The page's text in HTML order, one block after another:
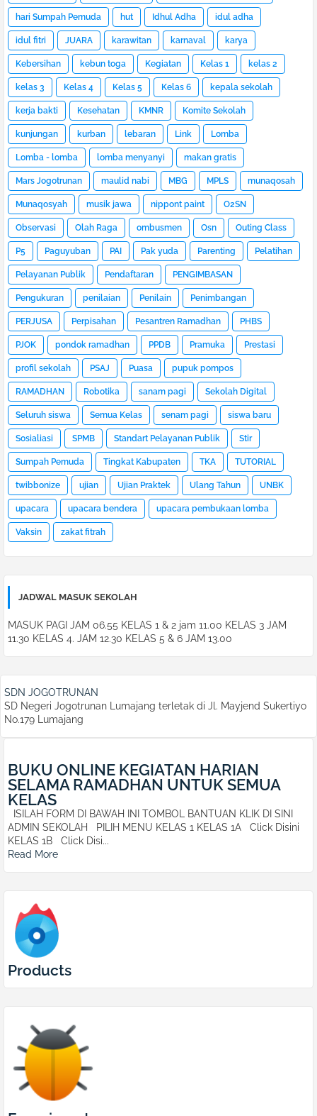
hari Sumpah Pemuda hut Idhul Adha idul adha
idul fitri JUARA karawitan karnaval karya
Kebersihan kebun toga Kegiatan Kelas 1 kelas 2
kelas 3 Kelas 4 Kelas 5 Kelas 6 kepala sekolah
kerja bakti Kesehatan KMNR Komite Sekolah
kunjungan kurban lebaran Link Lomba
Lomba - lomba lomba menyanyi makan gratis
Mars Jogotrunan maulid nabi MBG MPLS munaqosah
Munaqosyah musik jawa nippont paint O2SN
Observasi Olah Raga ombusmen Osn Outing Class
P5 Paguyuban PAI Pak yuda Parenting Pelatihan
Pelayanan Publik Pendaftaran PENGIMBASAN
Pengukuran penilaian Penilain Penimbangan
PERJUSA Perpisahan Pesantren Ramadhan PHBS
PJOK pondok ramadhan PPDB Pramuka Prestasi
profil sekolah PSAJ Puasa pupuk pompos
RAMADHAN Robotika sanam pagi Sekolah Digital
Seluruh siswa Semua Kelas senam pagi siswa baru
Sosialiasi SPMB Standart Pelayanan Publik Stir
Sumpah Pemuda Tingkat Kabupaten TKA TUTORIAL
twibbonize ujian Ujian Praktek Ulang Tahun UNBK
upacara upacara bendera upacara pembukaan lomba
Vaksin zakat fitrah
JADWAL MASUK SEKOLAH
MASUK PAGI JAM 06.55 KELAS 1 & 2 jam 11.00 KELAS 3 JAM
11.30 KELAS 4. JAM 12.30 KELAS 5 & 6 JAM 13.00
SDN JOGOTRUNAN
SD Negeri Jogotrunan Lumajang terletak di Jl. Mayjend Sukertiyo
No.179 Lumajang
BUKU ONLINE KEGIATAN HARIAN
SELAMA RAMADHAN UNTUK SEMUA
KELAS
ISILAH FORM DI BAWAH INI TOMBOL BANTUAN KLIK DI SINI
ADMIN SEKOLAH PILIH MENU KELAS 1 KELAS 1A Click Disini
KELAS 1B Click Disi...
Read More
Products